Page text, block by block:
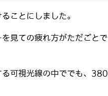
ことにしました。
見ての疲れ方がただごと
る可視光線の中ででも、